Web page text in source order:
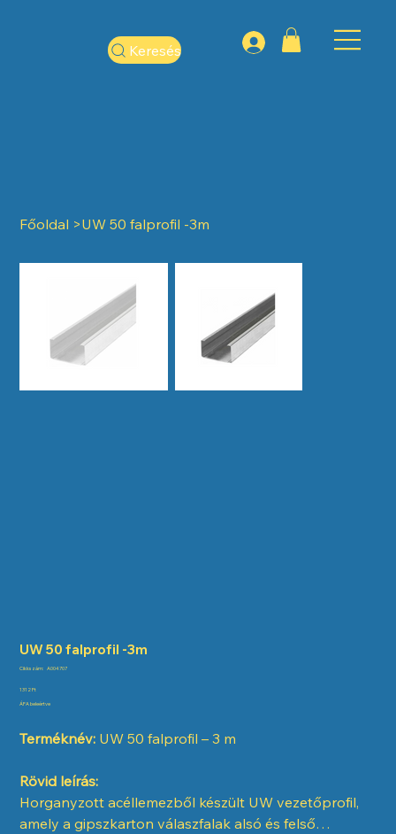
Keresés
Főoldal >UW 50 falprofil -3m
UW 50 falprofil -3m
Cikkszám: Cikkszám:
A004707
Ár
1312 Ft
ÁFA beleértve
Terméknév: UW 50 falprofil – 3 m
Rövid leírás:
Horganyzott acéllemezből készült UW vezetőprofil,
amely a gipszkarton válaszfalak alsó és felső